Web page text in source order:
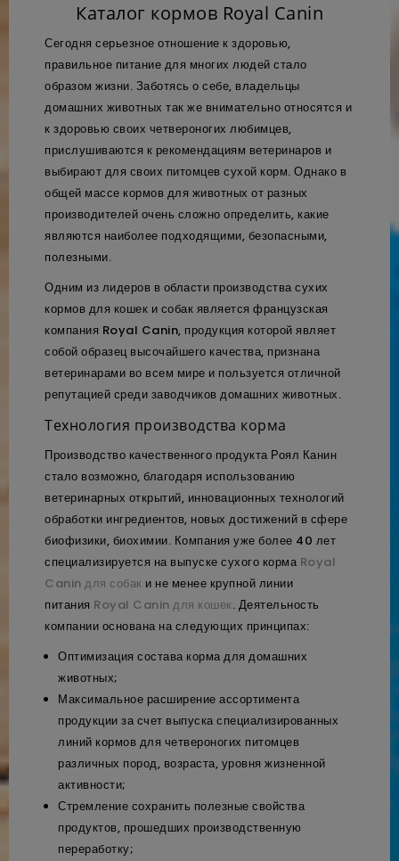
Каталог кормов Royal Canin
Сегодня серьезное отношение к здоровью,
правильное питание для многих людей стало
образом жизни. Заботясь о себе, владельцы
домашних животных так же внимательно относятся и
к здоровью своих четвероногих любимцев,
прислушиваются к рекомендациям ветеринаров и
выбирают для своих питомцев сухой корм. Однако в
общей массе кормов для животных от разных
производителей очень сложно определить, какие
являются наиболее подходящими, безопасными,
полезными.
Одним из лидеров в области производства сухих
кормов для кошек и собак является французская
компания Royal Canin, продукция которой являет
собой образец высочайшего качества, признана
ветеринарами во всем мире и пользуется отличной
репутацией среди заводчиков домашних животных.
Технология производства корма
Производство качественного продукта Роял Канин
стало возможно, благодаря использованию
ветеринарных открытий, инновационных технологий
обработки ингредиентов, новых достижений в сфере
биофизики, биохимии. Компания уже более 40 лет
специализируется на выпуске сухого корма Royal
Canin для собак и не менее крупной линии
питания Royal Canin для кошек. Деятельность
компании основана на следующих принципах:
Оптимизация состава корма для домашних
животных;
Максимальное расширение ассортимента
продукции за счет выпуска специализированных
линий кормов для четвероногих питомцев
различных пород, возраста, уровня жизненной
активности;
Стремление сохранить полезные свойства
продуктов, прошедших производственную
переработку;